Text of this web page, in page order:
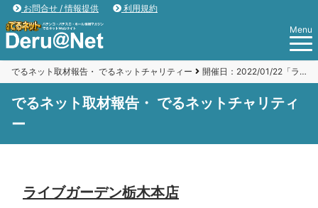
お問合せ / 情報提供
利用規約
Menu
でるネット取材報告・ でるネットチャリティー 開催日：2022/01/22「ライブガーデン栃木本店」
でるネット取材報告・ でるネットチャリティ
ー
ライブガーデン栃木本店